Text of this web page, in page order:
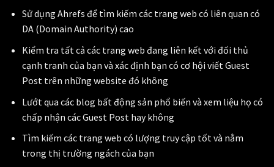
Sử dụng Ahrefs để tìm kiếm các trang web có liên quan có
DA (Domain Authority) cao
Kiểm tra tất cả các trang web đang liên kết với đối thủ
cạnh tranh của bạn và xác định bạn có cơ hội viết Guest
Post trên những website đó không
Lướt qua các blog bất động sản phổ biến và xem liệu họ có
chấp nhận các Guest Post hay không
Tìm kiếm các trang web có lượng truy cập tốt và nằm
trong thị trường ngách của bạn